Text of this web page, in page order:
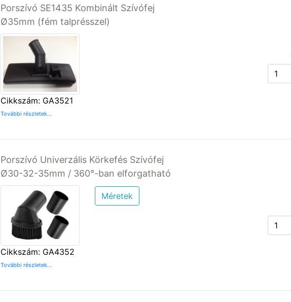
Porszívó SE1435 Kombinált Szívófej
Ø35mm (fém talprésszel)
Cikkszám: GA3521
További részletek...
Porszívó Univerzális Körkefés Szívófej
Ø30-32-35mm / 360°-ban elforgatható
Cikkszám: GA4352
További részletek...
Méretek